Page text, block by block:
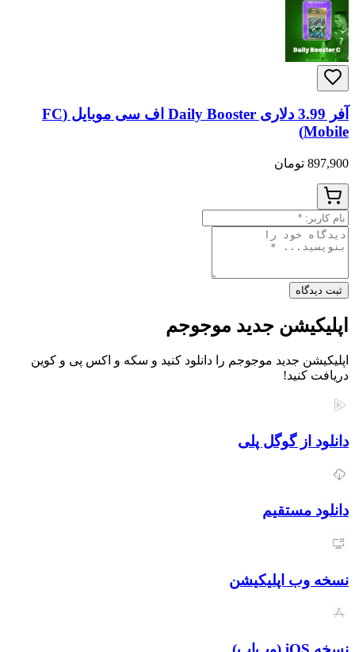
آفر 3.99 دلاری Daily Booster اف سی موبایل (FC
Mobile)
897,900 تومان
ثبت دیدگاه
اپلیکیشن جدید موجوجم
اپلیکیشن جدید موجوجم را دانلود کنید و سکه و اکس پی و کوین
دریافت کنید!
دانلود از گوگل پلی
دانلود مستقیم
نسخه وب اپلیکیشن